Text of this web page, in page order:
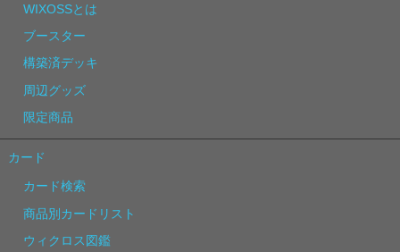
WIXOSSとは
ブースター
構築済デッキ
周辺グッズ
限定商品
カード
カード検索
商品別カードリスト
ウィクロス図鑑